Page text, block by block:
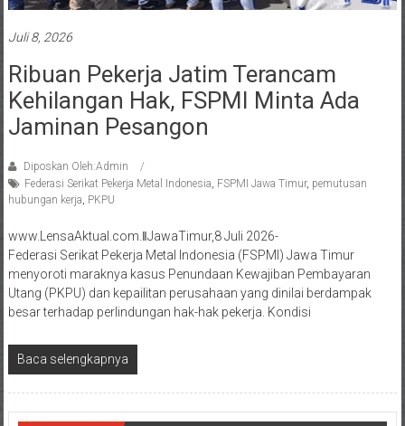
Juli 8, 2026
Ribuan Pekerja Jatim Terancam
Kehilangan Hak, FSPMI Minta Ada
Jaminan Pesangon
Diposkan Oleh:Admin
Federasi Serikat Pekerja Metal Indonesia FSPMI Jawa Timur, pemutusan
hubungan kerja PKPU
www.LensaAktual.com.ǁJawaTimur,8 Juli 2026-
Federasi Serikat Pekerja Metal Indonesia (FSPMI) Jawa Timur
menyoroti maraknya kasus Penundaan Kewajiban Pembayaran
Utang (PKPU) dan kepailitan perusahaan yang dinilai berdampak
besar terhadap perlindungan hak-hak pekerja. Kondisi
Baca selengkapnya